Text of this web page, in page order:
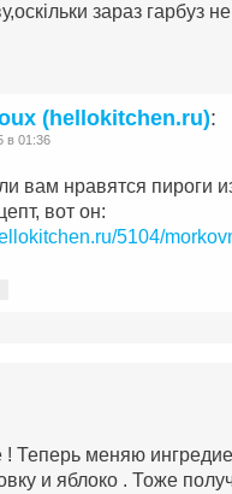
зараз гарбуз
(hellokitchen.ru):
в 01:36
вам нравятся пироги
вот он:
5104/
! Теперь меняю
и яблоко . Тоже